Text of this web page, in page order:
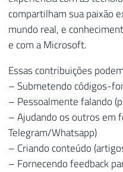
compartilham sua paixão
mundo real, e
e com a Microsoft.
Essas contribuições
– Submetendo códigos-
– Pessoalmente falando
– Ajudando os outros em
Telegram/Whatsapp)
– Criando conteúdo
– Fornecendo feedback